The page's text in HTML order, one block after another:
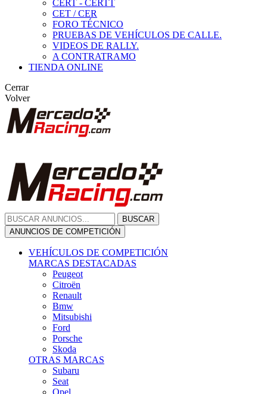
CERT - CERTT
CET / CER
FORO TÉCNICO
PRUEBAS DE VEHÍCULOS DE CALLE.
VIDEOS DE RALLY.
A CONTRATRAMO
TIENDA ONLINE
Cerrar
Volver
BUSCAR
ANUNCIOS DE COMPETICIÓN
VEHÍCULOS DE COMPETICIÓN
MARCAS DESTACADAS
Peugeot
Citroën
Renault
Bmw
Mitsubishi
Ford
Porsche
Skoda
OTRAS MARCAS
Subaru
Seat
Opel
Volkswagen